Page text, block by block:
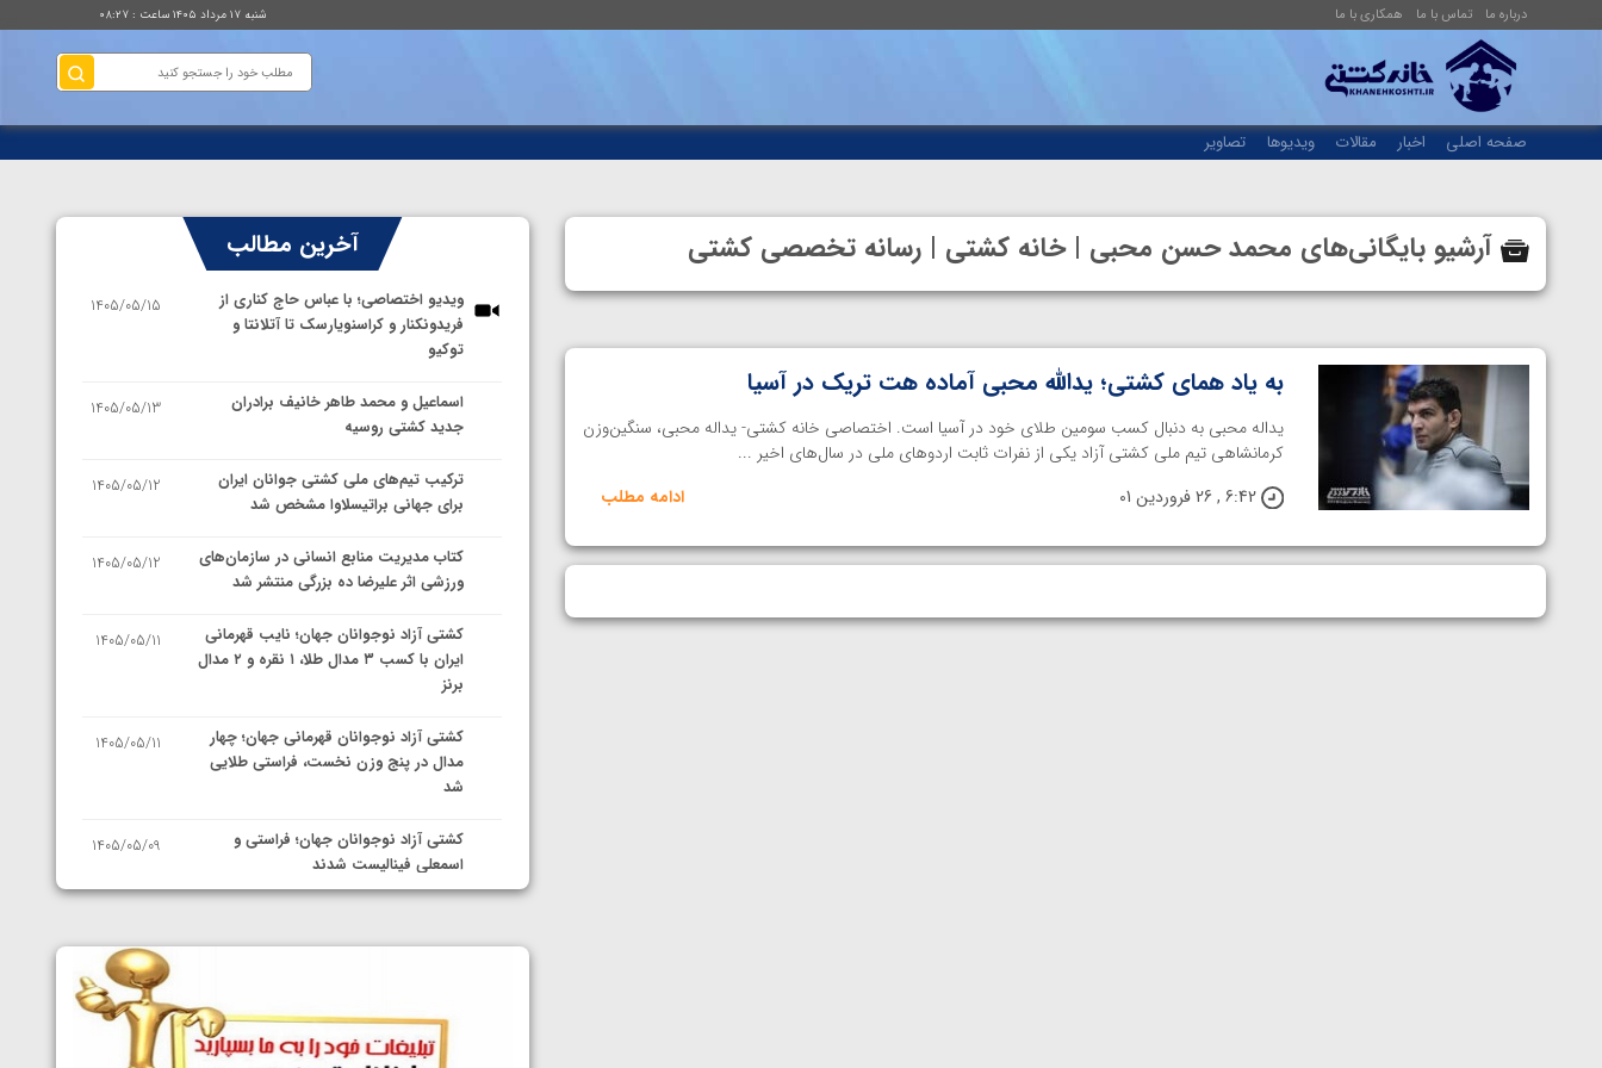
درباره ما تماس با ما همکاری با ما شنبه ۱۷ مرداد ۱۴۰۵ ساعت : ۰۸:۲۷
صفحه اصلی اخبار مقالات ویدیوها تصاویر
آرشیو بایگانی‌های محمد حسن محبی | خانه کشتی | رسانه تخصصی کشتی
به یاد همای کشتی؛ یدالله محبی آماده هت تریک در آسیا
یداله محبی به دنبال کسب سومین طلای خود در آسیا است. اختصاصی خانه کشتی- یداله محبی، سنگین‌وزن
کرمانشاهی تیم ملی کشتی آزاد یکی از نفرات ثابت اردوهای ملی در سال‌های اخیر ...
6:42 , 26 فروردین 01
ادامه مطلب
آخرین مطالب
ویدیو اختصاصی؛ با عباس حاج کناری از
فریدونکنار و کراسنویارسک تا آتلانتا و
توکیو
1405/05/15
اسماعیل و محمد طاهر خانیف برادران
جدید کشتی روسیه
1405/05/13
ترکیب تیم‌های ملی کشتی جوانان ایران
برای جهانی براتیسلاوا مشخص شد
1405/05/12
کتاب مدیریت منابع انسانی در سازمان‌های
ورزشی اثر علیرضا ده بزرگی منتشر شد
1405/05/12
کشتی آزاد نوجوانان جهان؛ نایب قهرمانی
ایران با کسب ۳ مدال طلا، ۱ نقره و ۲ مدال
برنز
1405/05/11
کشتی آزاد نوجوانان قهرمانی جهان؛ چهار
مدال در پنج وزن نخست، فراستی طلایی
شد
1405/05/11
کشتی آزاد نوجوانان جهان؛ فراستی و
اسمعلی فینالیست شدند
1405/05/09
نمایندگان ایران مشخص شدند
سوم برای ایران
1405/05/07